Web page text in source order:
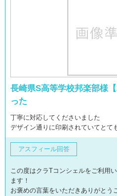
長崎県S高等学校邦楽部様
った
丁寧に対応してくださいました
デザイン通りに印刷されていてとて
アスフィール回答
この度はクラTコンシェルをご利用
ます！
お褒めの言葉をいただきありがとう